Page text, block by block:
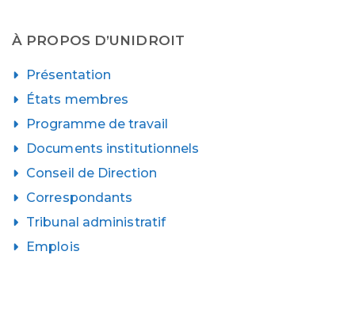
À PROPOS D’UNIDROIT
Présentation
États membres
Programme de travail
Documents institutionnels
Conseil de Direction
Correspondants
Tribunal administratif
Emplois